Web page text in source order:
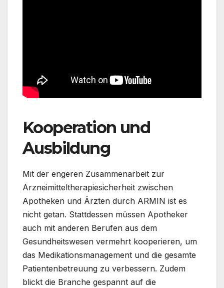
Kooperation und
Ausbildung
Mit der engeren Zusammenarbeit zur
Arzneimitteltherapiesicherheit zwischen
Apotheken und Ärzten durch ARMIN ist es
nicht getan. Stattdessen müssen Apotheker
auch mit anderen Berufen aus dem
Gesundheitswesen vermehrt kooperieren, um
das Medikationsmanagement und die gesamte
Patientenbetreuung zu verbessern. Zudem
blickt die Branche gespannt auf die